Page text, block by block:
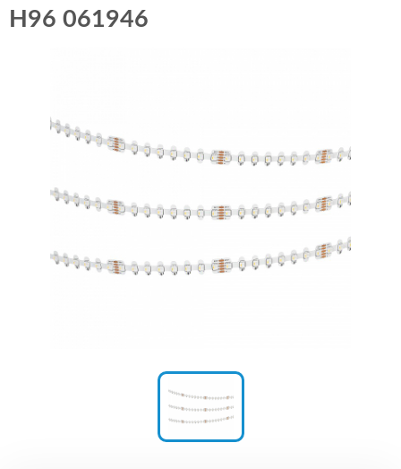
H96 061946